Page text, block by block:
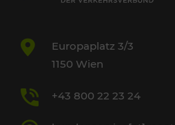
Europaplatz 3/3
1150 Wien
+43 800 22 23 24